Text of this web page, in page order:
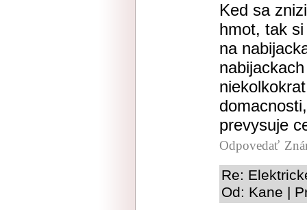
Ked sa
hmot, tak
na
prevysuje
Odpovedať
Re:
Od: Kane |